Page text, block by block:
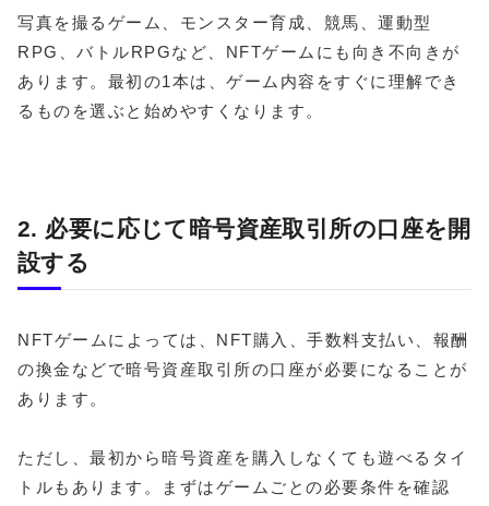
写真を撮るゲーム、モンスター育成、競馬、運動型
RPG、バトルRPGなど、NFTゲームにも向き不向きが
あります。最初の1本は、ゲーム内容をすぐに理解でき
るものを選ぶと始めやすくなります。
2. 必要に応じて暗号資産取引所の口座を開
設する
NFTゲームによっては、NFT購入、手数料支払い、報酬
の換金などで暗号資産取引所の口座が必要になることが
あります。
ただし、最初から暗号資産を購入しなくても遊べるタイ
トルもあります。まずはゲームごとの必要条件を確認